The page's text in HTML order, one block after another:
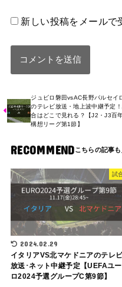
新しい投稿をメールで
ジュビロ磐田vsAC長野パルセイ
のテレビ放送・地上波中継予定
合はどこで見れる？【J2・J3百
構想リーグ第1節】
RECOMMEND
試
2024.02.29
イタリアVS北マケドニアのテレ
放送･ネット中継予定【UEFAユー
ロ2024予選グループC第9節】